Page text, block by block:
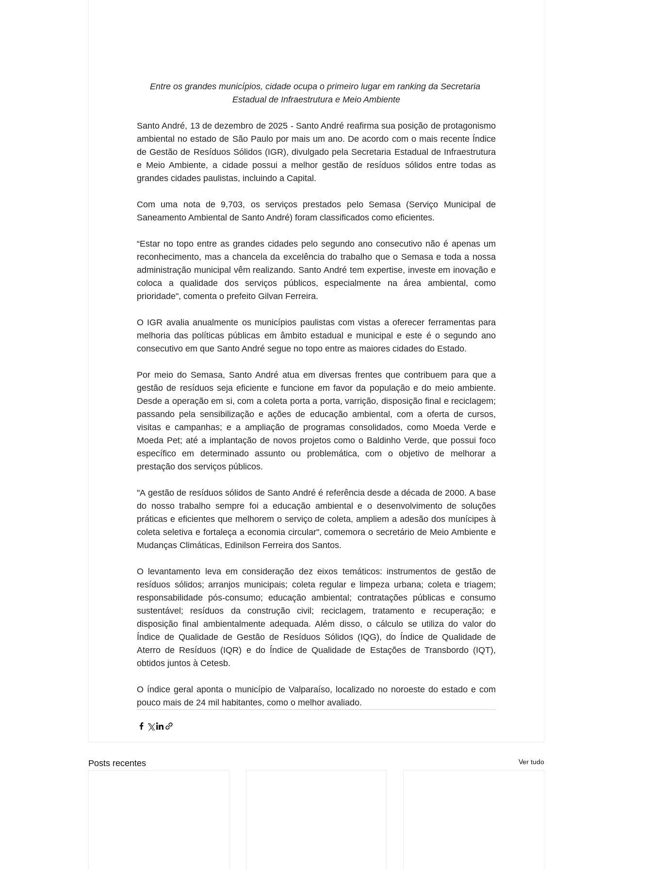
Entre os grandes municípios, cidade ocupa o primeiro lugar em ranking da Secretaria
Estadual de Infraestrutura e Meio Ambiente
Santo André, 13 de dezembro de 2025 - Santo André reafirma sua posição de protagonismo
ambiental no estado de São Paulo por mais um ano. De acordo com o mais recente Índice
de Gestão de Resíduos Sólidos (IGR), divulgado pela Secretaria Estadual de Infraestrutura
e Meio Ambiente, a cidade possui a melhor gestão de resíduos sólidos entre todas as
grandes cidades paulistas, incluindo a Capital.
Com uma nota de 9,703, os serviços prestados pelo Semasa (Serviço Municipal de
Saneamento Ambiental de Santo André) foram classificados como eficientes.
“Estar no topo entre as grandes cidades pelo segundo ano consecutivo não é apenas um
reconhecimento, mas a chancela da excelência do trabalho que o Semasa e toda a nossa
administração municipal vêm realizando. Santo André tem expertise, investe em inovação e
coloca a qualidade dos serviços públicos, especialmente na área ambiental, como
prioridade", comenta o prefeito Gilvan Ferreira.
O IGR avalia anualmente os municípios paulistas com vistas a oferecer ferramentas para
melhoria das políticas públicas em âmbito estadual e municipal e este é o segundo ano
consecutivo em que Santo André segue no topo entre as maiores cidades do Estado.
Por meio do Semasa, Santo André atua em diversas frentes que contribuem para que a
gestão de resíduos seja eficiente e funcione em favor da população e do meio ambiente.
Desde a operação em si, com a coleta porta a porta, varrição, disposição final e reciclagem;
passando pela sensibilização e ações de educação ambiental, com a oferta de cursos,
visitas e campanhas; e a ampliação de programas consolidados, como Moeda Verde e
Moeda Pet; até a implantação de novos projetos como o Baldinho Verde, que possui foco
específico em determinado assunto ou problemática, com o objetivo de melhorar a
prestação dos serviços públicos.
"A gestão de resíduos sólidos de Santo André é referência desde a década de 2000. A base
do nosso trabalho sempre foi a educação ambiental e o desenvolvimento de soluções
práticas e eficientes que melhorem o serviço de coleta, ampliem a adesão dos munícipes à
coleta seletiva e fortaleça a economia circular", comemora o secretário de Meio Ambiente e
Mudanças Climáticas, Edinilson Ferreira dos Santos.
O levantamento leva em consideração dez eixos temáticos: instrumentos de gestão de
resíduos sólidos; arranjos municipais; coleta regular e limpeza urbana; coleta e triagem;
responsabilidade pós-consumo; educação ambiental; contratações públicas e consumo
sustentável; resíduos da construção civil; reciclagem, tratamento e recuperação; e
disposição final ambientalmente adequada. Além disso, o cálculo se utiliza do valor do
Índice de Qualidade de Gestão de Resíduos Sólidos (IQG), do Índice de Qualidade de
Aterro de Resíduos (IQR) e do Índice de Qualidade de Estações de Transbordo (IQT),
obtidos juntos à Cetesb.
O índice geral aponta o município de Valparaíso, localizado no noroeste do estado e com
pouco mais de 24 mil habitantes, como o melhor avaliado.
Posts recentes Ver tudo